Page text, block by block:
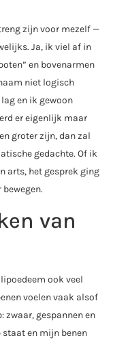
zijn voor mezelf —
Ja, ik viel af in
en bovenarmen
niet logisch
en ik gewoon
er eigenlijk maar
groter zijn, dan zal
gedachte. Of ik
arts, het gesprek ging
van
ook veel
voelen vaak alsof
zwaar, gespannen en
en mijn benen